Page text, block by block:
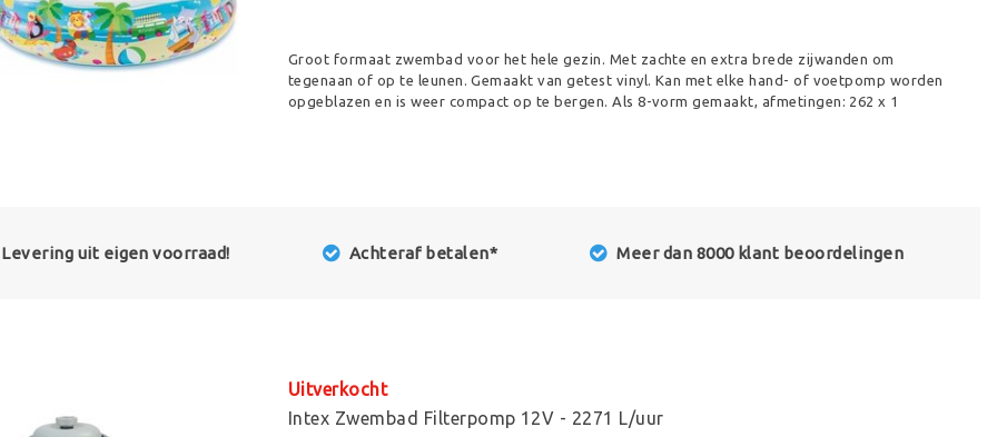
Groot formaat zwembad voor het hele gezin. Met zachte en extra brede zijwanden om
tegenaan of op te leunen. Gemaakt van getest vinyl. Kan met elke hand- of voetpomp worden
opgeblazen en is weer compact op te bergen. Als 8-vorm gemaakt, afmetingen: 262 x 1
Levering uit eigen voorraad! Achteraf betalen* Meer dan 8000 klant beoordelingen
Uitverkocht
Intex Zwembad Filterpomp 12V - 2271 L/uur